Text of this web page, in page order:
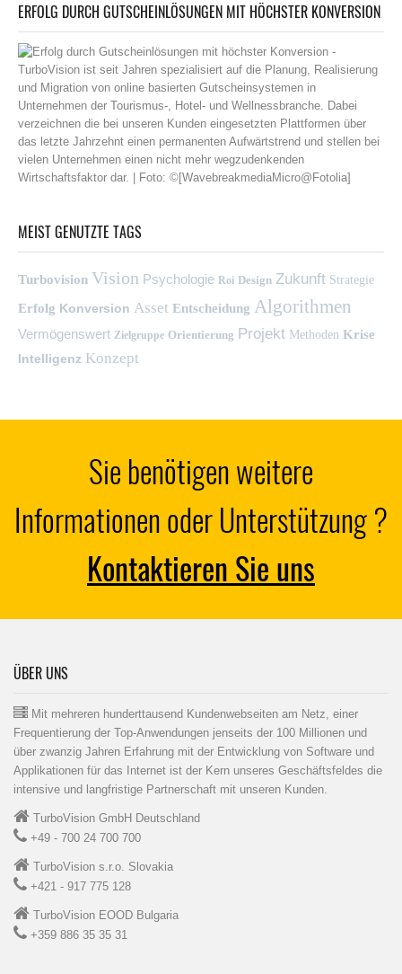
ERFOLG DURCH GUTSCHEINLÖSUNGEN MIT HÖCHSTER KONVERSION
MEIST GENUTZTE TAGS
Turbovision Vision Psychologie Roi Design Zukunft Strategie
Erfolg Konversion Asset Entscheidung Algorithmen
Vermögenswert Zielgruppe Orientierung Projekt Methoden Krise
Intelligenz Konzept
Sie benötigen weitere
Informationen oder Unterstützung ?
Kontaktieren Sie uns
ÜBER UNS
Mit mehreren hunderttausend Kundenwebseiten am Netz, einer
Frequentierung der Top-Anwendungen jenseits der 100 Millionen und
über zwanzig Jahren Erfahrung mit der Entwicklung von Software und
Applikationen für das Internet ist der Kern unseres Geschäftsfeldes die
intensive und langfristige Partnerschaft mit unseren Kunden.
TurboVision GmbH Deutschland
+49 - 700 24 700 700
TurboVision s.r.o. Slovakia
+421 - 917 775 128
TurboVision EOOD Bulgaria
+359 886 35 35 31